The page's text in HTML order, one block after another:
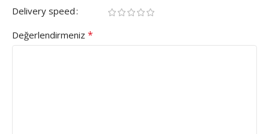
Delivery speed
Değerlendirmeniz *